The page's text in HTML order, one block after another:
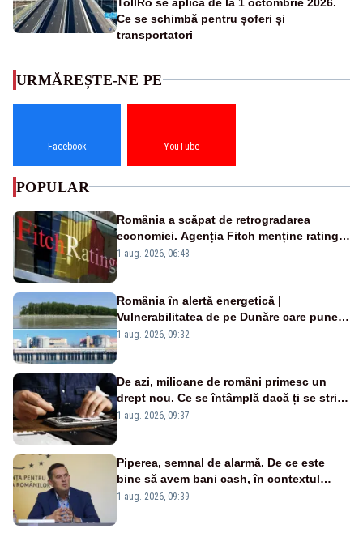
Ce se schimbă pentru șoferi și
transportatori
URMĂREȘTE-NE PE
Facebook YouTube
POPULAR
România a scăpat de retrogradarea
economiei. Agenția Fitch menține ratingul
„BBB-” cu perspectivă negativă
1 aug. 2026, 06:48
România în alertă energetică |
Vulnerabilitatea de pe Dunăre care pune
în pericol Centrala Cernavodă era
1 aug. 2026, 09:32
De azi, milioane de români primesc un
drept nou. Ce se întâmplă dacă ți se strică
un produs
1 aug. 2026, 09:37
Piperea, semnal de alarmă. De ce este
bine să avem bani cash, în contextul
alertei energetice?
1 aug. 2026, 09:39